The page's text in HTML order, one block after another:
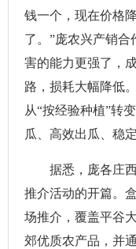
钱一个，现在价格
了。”庞农兴产销
害的能力更强了，
路，损耗大幅降低
从“按经验种植”转
瓜、高效出瓜、稳
据悉，庞各庄西
推介活动的开篇。
场推介，覆盖平谷
郊优质农产品，并